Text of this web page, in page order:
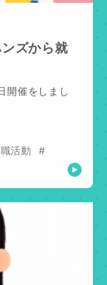
ズから就
開催をしまし
活動
#